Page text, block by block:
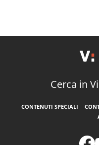
Cerca in
CONTENUTI SPECIALI